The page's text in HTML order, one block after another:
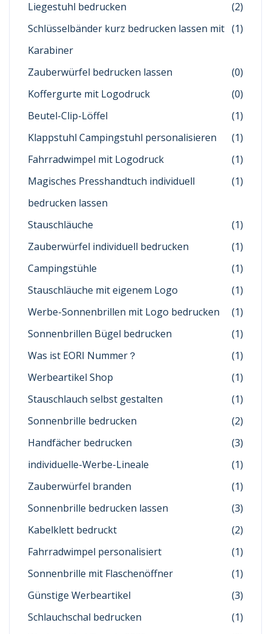
Liegestuhl bedrucken
(2)
Schlüsselbänder kurz bedrucken lassen mit
Karabiner
(1)
Zauberwürfel bedrucken lassen
(0)
Koffergurte mit Logodruck
(0)
Beutel-Clip-Löffel
(1)
Klappstuhl Campingstuhl personalisieren
(1)
Fahrradwimpel mit Logodruck
(1)
Magisches Presshandtuch individuell
bedrucken lassen
(1)
Stauschläuche
(1)
Zauberwürfel individuell bedrucken
(1)
Campingstühle
(1)
Stauschläuche mit eigenem Logo
(1)
Werbe-Sonnenbrillen mit Logo bedrucken
(1)
Sonnenbrillen Bügel bedrucken
(1)
Was ist EORI Nummer？
(1)
Werbeartikel Shop
(1)
Stauschlauch selbst gestalten
(1)
Sonnenbrille bedrucken
(2)
Handfächer bedrucken
(3)
individuelle-Werbe-Lineale
(1)
Zauberwürfel branden
(1)
Sonnenbrille bedrucken lassen
(3)
Kabelklett bedruckt
(2)
Fahrradwimpel personalisiert
(1)
Sonnenbrille mit Flaschenöffner
(1)
Günstige Werbeartikel
(3)
Schlauchschal bedrucken
(1)